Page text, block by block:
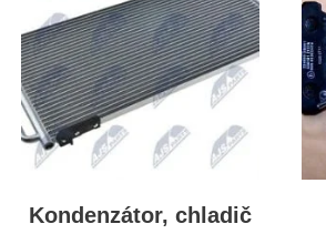
Kondenzátor, chladič